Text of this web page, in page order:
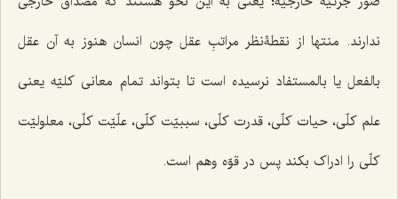
ندارند. منتها از نقطۀنظر مراتبِ عقل چون انسان هنوز به آن عقل
بالفعل یا بالمستفاد نرسیده است تا بتواند تمام معانى کلیّه یعنى
علم کلّى، حیات کلّى، قدرت کلّى، سببیّت کلّى، علّیّت کلّى، معلولیّت
کلّى را ادراک بکند پس در قوّه وهم است.